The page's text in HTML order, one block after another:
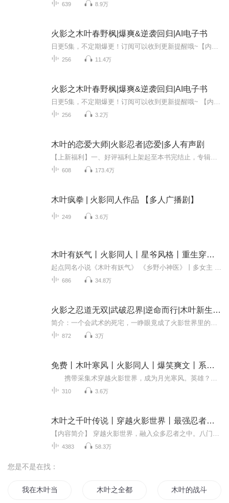
639 8.9万
火影之木叶春野枫|爆爽&逆袭回归|AI电子书
256 11.4万
火影之木叶春野枫|爆爽&逆袭回归|AI电子书
256 3.2万
木叶的恋爱大师|火影忍者|恋爱|多人有声剧
608 173.4万
木叶疯拳 | 火影同人作品 【多人广播剧】
249 3.6万
木叶有妖气丨火影同人丨星爷风格丨重生穿越丨二次元丨系统流 | 金手指丨重生爽文
686 34.8万
火影之忍道无双|武破忍界|逆命而行|木叶新生再续火
872 3万
免费丨木叶寒风丨火影同人丨爆笑爽文丨系统流
310 3.6万
木叶之千叶传说丨穿越火影世界丨最强忍者丨火影忍者经典同人小说|多人有声剧
4383 58.3万
您是不是在找：
我在木叶当火神 木叶之全都要系统 木叶的战斗大师